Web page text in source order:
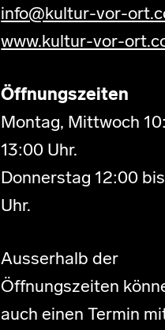
info@kultur-vor-
www.kultur-vor-
Öffnungszeiten
Montag, Mittwoch
13:00 Uhr.
Donnerstag 12:00
Uhr.
Ausserhalb der
Öffnungszeiten
auch einen Termin